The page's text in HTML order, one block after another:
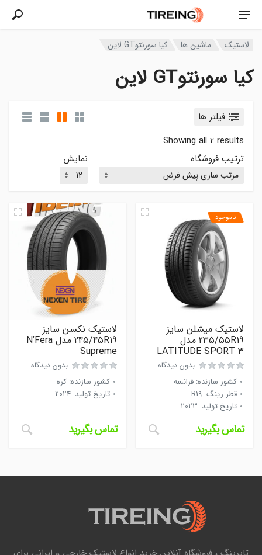
لاستیک ماشین ها کیا سورنتوGT لاین
کیا سورنتوGT لاین
فیلتر ها
Showing all 2 results
ترتیب فروشگاه
نمایش
ناموجود
لاستیک میشلن سایز
235/55R19 مدل
LATITUDE SPORT 3
بدون دیدگاه
کشور سازنده: فرانسه
قطر رینگ:
R19
تاریخ تولید:
2023
تماس بگیرید
لاستیک نکسن سایز
245/45R19 مدل N’Fera
Supreme
بدون دیدگاه
کشور سازنده: کره
تاریخ تولید:
2024
تماس بگیرید